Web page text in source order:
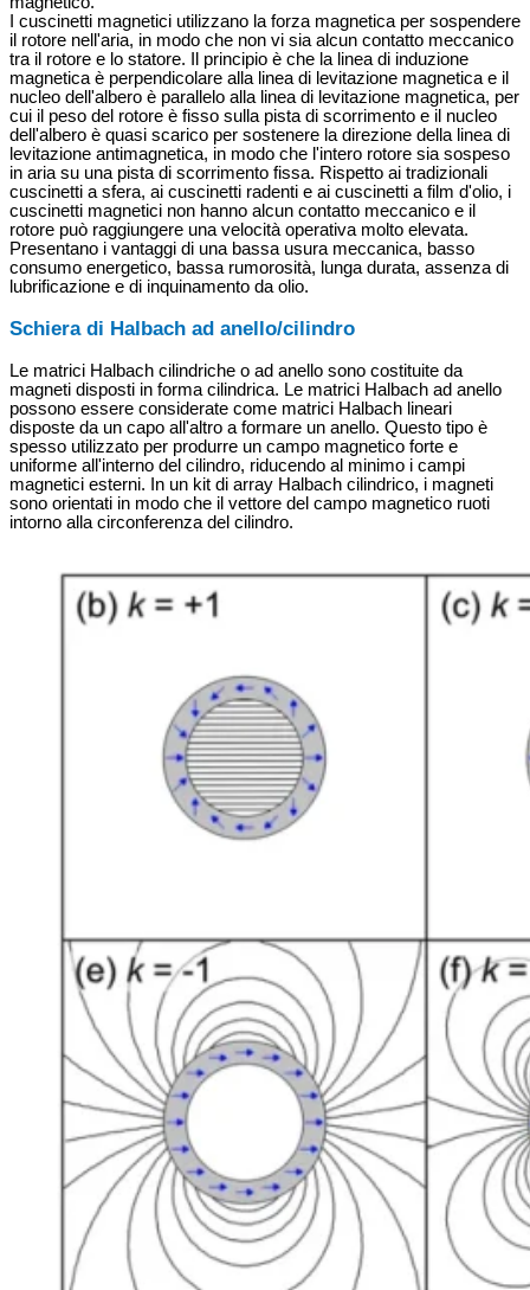
I cuscinetti magnetici utilizzano la forza magnetica per sospendere
il rotore nell'aria, in modo che non vi sia alcun contatto meccanico
tra il rotore e lo statore. Il principio è che la linea di induzione
magnetica è perpendicolare alla linea di levitazione magnetica e il
nucleo dell'albero è parallelo alla linea di levitazione magnetica, per
cui il peso del rotore è fisso sulla pista di scorrimento e il nucleo
dell'albero è quasi scarico per sostenere la direzione della linea di
levitazione antimagnetica, in modo che l'intero rotore sia sospeso
in aria su una pista di scorrimento fissa. Rispetto ai tradizionali
cuscinetti a sfera, ai cuscinetti radenti e ai cuscinetti a film d'olio, i
cuscinetti magnetici non hanno alcun contatto meccanico e il
rotore può raggiungere una velocità operativa molto elevata.
Presentano i vantaggi di una bassa usura meccanica, basso
consumo energetico, bassa rumorosità, lunga durata, assenza di
lubrificazione e di inquinamento da olio.
Schiera di Halbach ad anello/cilindro
Le matrici Halbach cilindriche o ad anello sono costituite da
magneti disposti in forma cilindrica. Le matrici Halbach ad anello
possono essere considerate come matrici Halbach lineari
disposte da un capo all'altro a formare un anello. Questo tipo è
spesso utilizzato per produrre un campo magnetico forte e
uniforme all'interno del cilindro, riducendo al minimo i campi
magnetici esterni. In un kit di array Halbach cilindrico, i magneti
sono orientati in modo che il vettore del campo magnetico ruoti
intorno alla circonferenza del cilindro.